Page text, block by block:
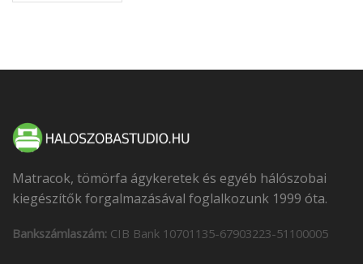
Matracok, tömörfa ágykeretek és egyéb hálószobai
kiegészítők forgalmazásával foglalkozunk 1999 óta.
Bankszámlaszám: CIB Bank 10701135-67903223-51100005